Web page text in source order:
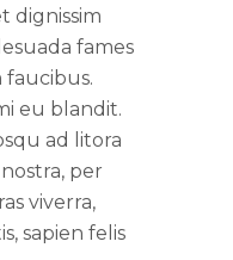
dignissim
fames
faucibus.
eu blandit.
ad litora
per
viverra,
sapien felis